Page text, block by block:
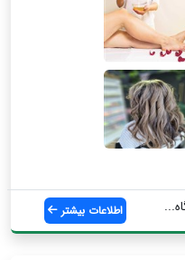
اطلاعات بیشتر